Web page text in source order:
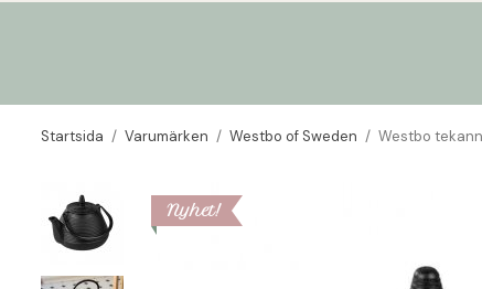
Startsida / Varumärken / Westbo of Sweden / Westbo
Nyhet!